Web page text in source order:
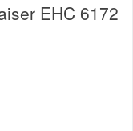
EHC 6172